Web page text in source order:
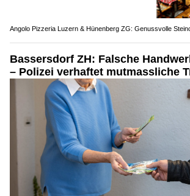
Angolo Pizzeria Luzern & Hünenberg ZG: Genussvolle
Bassersdorf ZH: Falsche
– Polizei verhaftet mutmassliche